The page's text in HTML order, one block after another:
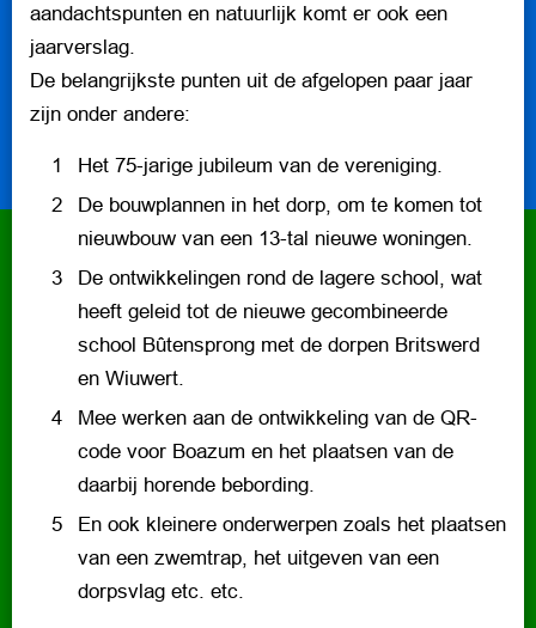
aandachtspunten en natuurlijk komt er ook een
jaarverslag.
De belangrijkste punten uit de afgelopen paar jaar
zijn onder andere:
Het 75-jarige jubileum van de vereniging.
De bouwplannen in het dorp, om te komen tot
nieuwbouw van een 13-tal nieuwe woningen.
De ontwikkelingen rond de lagere school, wat
heeft geleid tot de nieuwe gecombineerde
school Bûtensprong met de dorpen Britswerd
en Wiuwert.
Mee werken aan de ontwikkeling van de QR-
code voor Boazum en het plaatsen van de
daarbij horende bebording.
En ook kleinere onderwerpen zoals het plaatsen
van een zwemtrap, het uitgeven van een
dorpsvlag etc. etc.